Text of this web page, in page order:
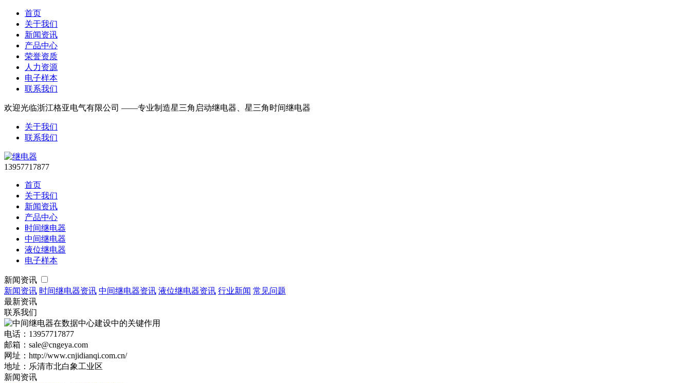
首页
关于我们
新闻资讯
产品中心
荣誉资质
人力资源
电子样本
联系我们
欢迎光临浙江格亚电气有限公司 ——专业制造星三角启动继电器、星三角时间继电器
关于我们
联系我们
13957717877
首页
关于我们
新闻资讯
产品中心
时间继电器
中间继电器
液位继电器
电子样本
新闻资讯
新闻资讯 时间继电器资讯 中间继电器资讯 液位继电器资讯 行业新闻 常见问题
最新资讯
联系我们
电话：13957717877
邮箱：sale@cngeya.com
网址：http://www.cnjidianqi.com.cn/
地址：乐清市北白象工业区
新闻资讯